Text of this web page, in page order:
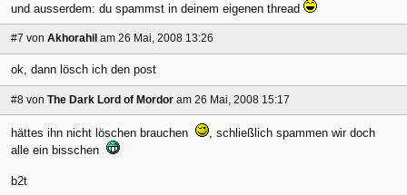
und ausserdem: du spammst in deinem eigenen thread
#7 von Akhorahil am 26 Mai, 2008 13:26
ok, dann lösch ich den post
#8 von The Dark Lord of Mordor am 26 Mai, 2008 15:17
hättes ihn nicht löschen brauchen
, schließlich spammen wir doch
alle ein bisschen
b2t